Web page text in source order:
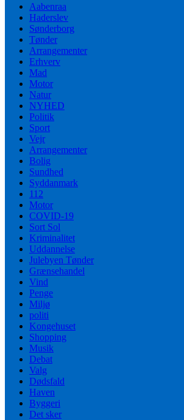
Aabenraa
Haderslev
Sønderborg
Tønder
Arrangementer
Erhverv
Mad
Motor
Natur
NYHED
Politik
Sport
Vejr
Arrangementer
Bolig
Sundhed
Syddanmark
112
Motor
COVID-19
Sort Sol
Kriminalitet
Uddannelse
Julebyen Tønder
Grænsehandel
Vind
Penge
Miljø
politi
Kongehuset
Shopping
Musik
Debat
Valg
Dødsfald
Haven
Byggeri
Det sker